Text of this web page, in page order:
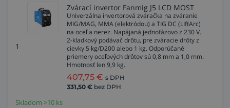
1
Zvárací invertor Fanmig J5 LCD MOST
Univerzálna invertorová zváračka na zváranie
MIG/MAG, MMA (elektródou) a TIG DC (LIftArc)
na oceľ a nerez. Napájaná jednofázovo z 230 V.
2-kladkový podávač drôtu, pre zváracie drôty z
cievky 5 kg/D200 alebo 1 kg. Odporúčané
priemery oceľových drôtov sú 0,8 mm a 1,0 mm.
Hmotnosť len 9,9 kg.
407,75 € s DPH
331,50 € bez DPH
Skladom >10 ks